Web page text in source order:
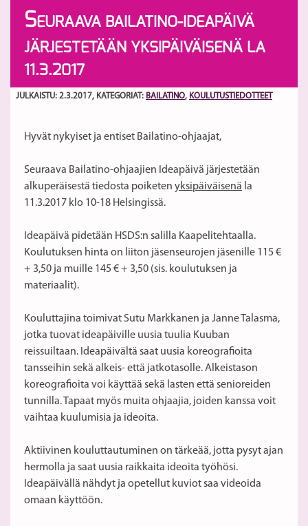
SEURAAVA BAILATINO-IDEAPÄIVÄ
JÄRJESTETÄÄN YKSIPÄIVÄISENÄ LA
11.3.2017
JULKAISTU: 2.3.2017, KATEGORIAT: BAILATINO, KOULUTUSTIEDOTTEET
Hyvät nykyiset ja entiset Bailatino-ohjaajat,
Seuraava Bailatino-ohjaajien Ideapäivä järjestetään
alkuperäisestä tiedosta poiketen yksipäiväisenä la
11.3.2017 klo 10-18 Helsingissä.
Ideapäivä pidetään HSDS:n salilla Kaapelitehtaalla.
Koulutuksen hinta on liiton jäsenseurojen jäsenille 115 €
+ 3,50 ja muille 145 € + 3,50 (sis. koulutuksen ja
materiaalit).
Kouluttajina toimivat Sutu Markkanen ja Janne Talasma,
jotka tuovat ideapäiville uusia tuulia Kuuban
reissuiltaan. Ideapäivältä saat uusia koreografioita
tansseihin sekä alkeis- että jatkotasolle. Alkeistason
koreografioita voi käyttää sekä lasten että senioreiden
tunnilla. Tapaat myös muita ohjaajia, joiden kanssa voit
vaihtaa kuulumisia ja ideoita.
Aktiivinen kouluttautuminen on tärkeää, jotta pysyt ajan
hermolla ja saat uusia raikkaita ideoita työhösi.
Ideapäivällä nähdyt ja opetellut kuviot saa videoida
omaan käyttöön.